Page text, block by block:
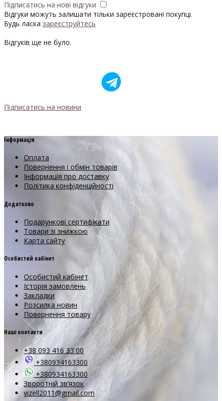
Підписатись на нові відгуки
Відгуки можуть залишати тільки зареєстровані покупці.
Будь ласка зареєструйтесь
Відгуків ще не було.
Підписатись на новини
Інформація
Оплата
Повернення і обмін товарів
Інформація про доставку
Політика конфіденційності
Додатково
Подарункові сертифікати
Товари зі знижкою
Карта сайту
Особистий кабінет
Особистий кабінет
Історія замовлень
Закладки
Розсилка новин
Повернення товару
Наші контакти
+38 093 416 33 00
+380934163300
+380934163300
Зворотній зв’язок
vizell2011@gmail.com